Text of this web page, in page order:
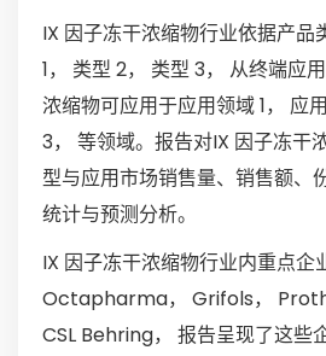
IX 因子冻干浓缩物行业依据产品
1， 类型 2， 类型 3， 从终端应
浓缩物可应用于应用领域 1， 应
3， 等领域。报告对IX 因子冻干
型与应用市场销售量、销售额、
统计与预测分析。
IX 因子冻干浓缩物行业内重点企
Octapharma， Grifols，
CSL Behring， 报告呈现了这些